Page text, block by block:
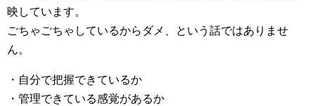
映しています。
ごちゃごちゃしているからダメ、という話ではありませ
ん。
・自分で把握できているか
・管理できている感覚があるか